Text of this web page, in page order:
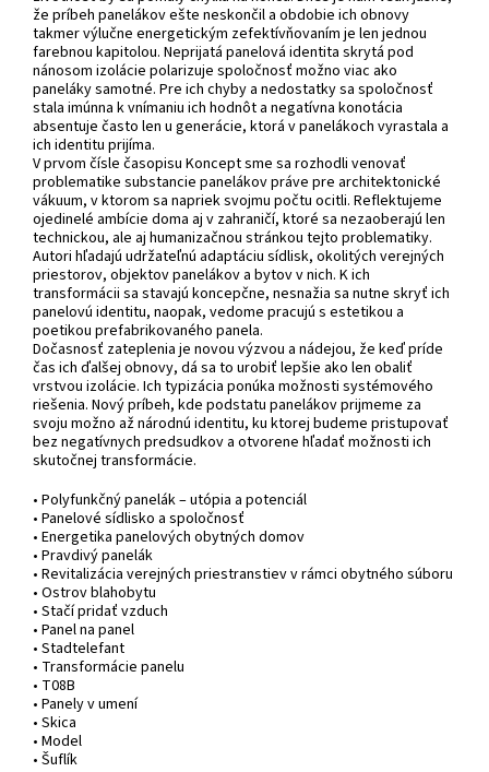
že príbeh panelákov ešte neskončil a obdobie ich obnovy
takmer výlučne energetickým zefektívňovaním je len jednou
farebnou kapitolou. Neprijatá panelová identita skrytá pod
nánosom izolácie polarizuje spoločnosť možno viac ako
paneláky samotné. Pre ich chyby a nedostatky sa spoločnosť
stala imúnna k vnímaniu ich hodnôt a negatívna konotácia
absentuje často len u generácie, ktorá v panelákoch vyrastala a
ich identitu prijíma.
V prvom čísle časopisu Koncept sme sa rozhodli venovať
problematike substancie panelákov práve pre architektonické
vákuum, v ktorom sa napriek svojmu počtu ocitli. Reflektujeme
ojedinelé ambície doma aj v zahraničí, ktoré sa nezaoberajú len
technickou, ale aj humanizačnou stránkou tejto problematiky.
Autori hľadajú udržateľnú adaptáciu sídlisk, okolitých verejných
priestorov, objektov panelákov a bytov v nich. K ich
transformácii sa stavajú koncepčne, nesnažia sa nutne skryť ich
panelovú identitu, naopak, vedome pracujú s estetikou a
poetikou prefabrikovaného panela.
Dočasnosť zateplenia je novou výzvou a nádejou, že keď príde
čas ich ďalšej obnovy, dá sa to urobiť lepšie ako len obaliť
vrstvou izolácie. Ich typizácia ponúka možnosti systémového
riešenia. Nový príbeh, kde podstatu panelákov prijmeme za
svoju možno až národnú identitu, ku ktorej budeme pristupovať
bez negatívnych predsudkov a otvorene hľadať možnosti ich
skutočnej transformácie.
• Polyfunkčný panelák – utópia a potenciál
• Panelové sídlisko a spoločnosť
• Energetika panelových obytných domov
• Pravdivý panelák
• Revitalizácia verejných priestranstiev v rámci obytného súboru
• Ostrov blahobytu
• Stačí pridať vzduch
• Panel na panel
• Stadtelefant
• Transformácie panelu
• T08B
• Panely v umení
• Skica
• Model
• Šuflík